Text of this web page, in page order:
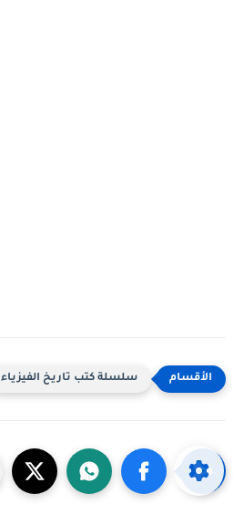
سلسلة كتب تاريخ الفيزياء